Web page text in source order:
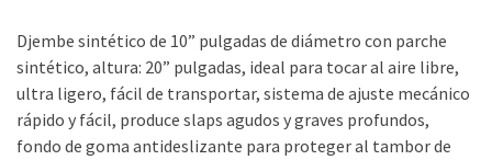
Djembe sintético de 10” pulgadas de diámetro con parche
sintético, altura: 20” pulgadas, ideal para tocar al aire libre,
ultra ligero, fácil de transportar, sistema de ajuste mecánico
rápido y fácil, produce slaps agudos y graves profundos,
fondo de goma antideslizante para proteger al tambor de